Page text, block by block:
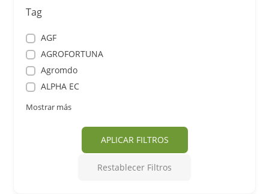
Tag
AGF
AGROFORTUNA
Agromdo
ALPHA EC
Mostrar más
APLICAR FILTROS
Restablecer Filtros